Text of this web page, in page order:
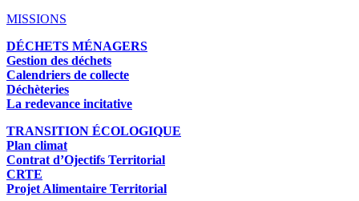
MISSIONS
DÉCHETS MÉNAGERS
Gestion des déchets
Calendriers de collecte
Déchèteries
La redevance incitative
TRANSITION ÉCOLOGIQUE
Plan climat
Contrat d’Ojectifs Territorial
CRTE
Projet Alimentaire Territorial